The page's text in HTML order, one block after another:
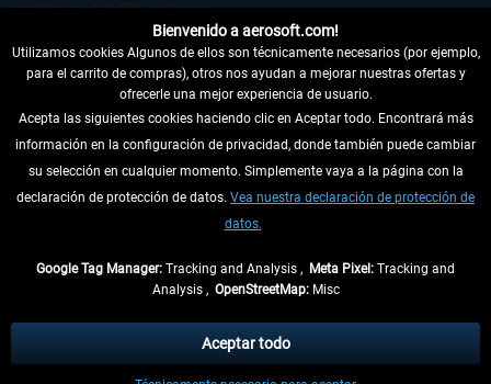
DESISTIR DEL CONTRATO
INFORMACIÓN
tasas de recepción si no se describe lo contrario
** De aplicación a envíos dentro de Alemania. Los plazos de envío para los
Bienvenido a aerosoft.com!
Utilizamos cookies Algunos de ellos son técnicamente necesarios (por ejemplo,
para el carrito de compras), otros nos ayudan a mejorar nuestras ofertas y
ofrecerle una mejor experiencia de usuario.
Acepta las siguientes cookies haciendo clic en Aceptar todo. Encontrará más
información en la configuración de privacidad, donde también puede cambiar
su selección en cualquier momento. Simplemente vaya a la página con la
declaración de protección de datos. Vea nuestra declaración de protección de
datos.
Google Tag Manager: Tracking and Analysis , Meta Pixel: Tracking and
Analysis , OpenStreetMap:Misc
Aceptar todo